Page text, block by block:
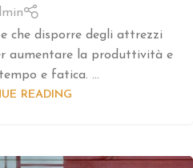
che disporre degli attrezzi
aumentare la produttività e
e fatica. ...
READING